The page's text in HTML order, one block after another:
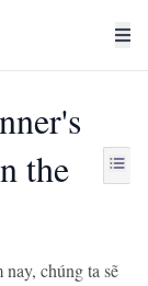
the
chúng ta sẽ